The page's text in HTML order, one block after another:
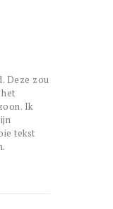
Deze zou
Ik
tekst